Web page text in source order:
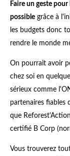
Faire un geste
possible grâce à
les budgets donc
rendre le monde
On pourrait avoir
chez soi en
sérieux comme
partenaires fiables
que
certifié B Corp
Vous trouverez